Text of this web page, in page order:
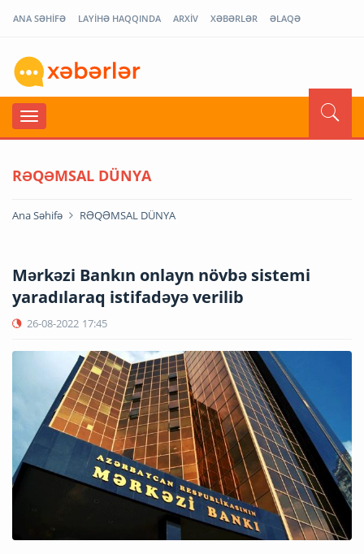
ANA SƏHİFƏ LAYİHƏ HAQQINDA ARXİV XƏBƏRLƏR ƏLAQƏ
RƏQƏMSAL DÜNYA
Ana Səhifə RƏQƏMSAL DÜNYA
Mərkəzi Bankın onlayn növbə sistemi
yaradılaraq istifadəyə verilib
26-08-2022 17:45